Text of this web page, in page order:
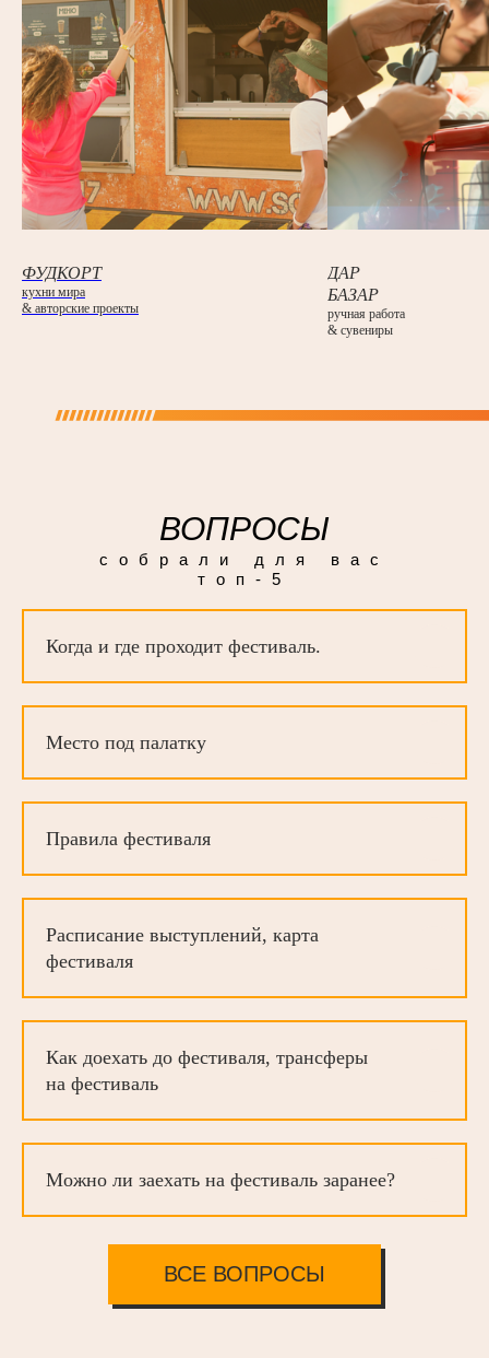
ФУДКОРТ
кухни мира
& авторские проекты
ДАР
БАЗАР
ручная работа
& сувениры
ВОПРОСЫ
собрали для вас
топ-5
Когда и где проходит фестиваль.
Место под палатку
Правила фестиваля
Расписание выступлений, карта
фестиваля
Как доехать до фестиваля, трансферы
на фестиваль
Можно ли заехать на фестиваль заранее?
ВСЕ ВОПРОСЫ